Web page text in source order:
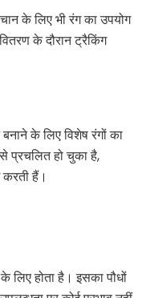
के लिए भी रंग का उपयोग
के दौरान ट्रैकिंग
के लिए विशेष रंगों का
प्रचलित हो चुका है,
हैं।
लिए होता है। इसका पौधों